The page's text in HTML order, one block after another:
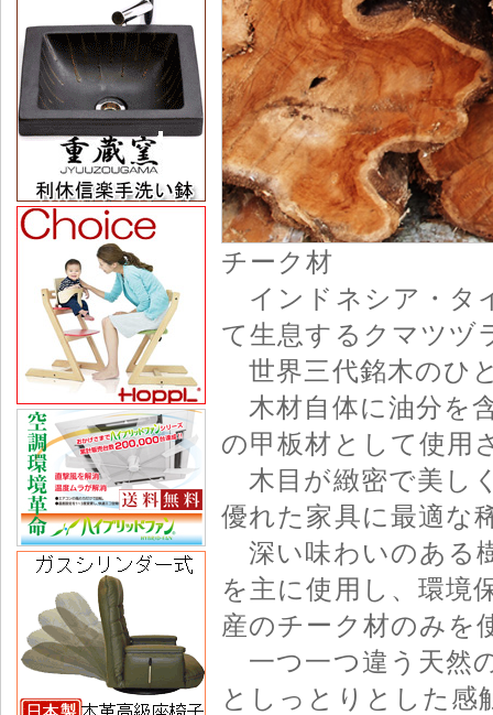
チーク材
インドネシア・タ
て生息するクマツヅ
世界三代銘木のひ
木材自体に油分を
の甲板材として使用
木目が緻密で美し
優れた家具に最適な
深い味わいのある
を主に使用し、環境
産のチーク材のみを
一つ一つ違う天然
としっとりとした感